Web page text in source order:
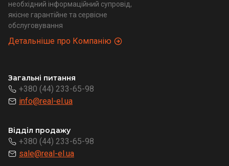
необхідний інформаційний супровід,
якісне гарантійне та сервісне
обслуговування
Детальніше про Компанію
Загальні питання
+380 (44) 233-65-98
info@real-el.ua
Відділ продажу
+380 (44) 233-65-98
sale@real-el.ua